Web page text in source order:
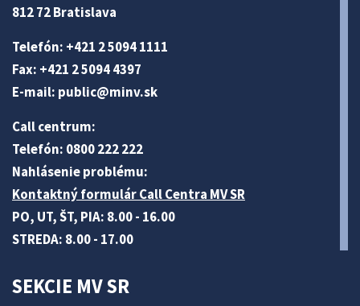
812 72 Bratislava
Telefón: +421 2 5094 1111
Fax: +421 2 5094 4397
E-mail: public@minv.sk
Call centrum:
Telefón: 0800 222 222
Nahlásenie problému:
Kontaktný formulár Call Centra MV SR
PO, UT, ŠT, PIA: 8.00 - 16.00
STREDA: 8.00 - 17.00
SEKCIE MV SR